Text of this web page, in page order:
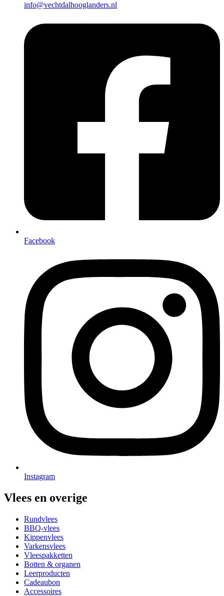
info@vechtdalhooglanders.nl
Facebook
Instagram
Vlees en overige
Rundvlees
BBQ-vlees
Kippenvlees
Varkensvlees
Vleespakketten
Botten & organen
Leerproducten
Cadeaubon
Accessoires